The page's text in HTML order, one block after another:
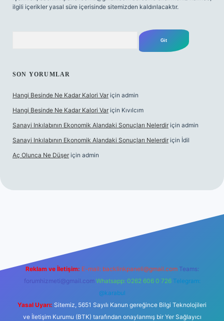
ilgili içerikler yasal süre içerisinde sitemizden kaldırılacaktır.
SON YORUMLAR
Hangi Besinde Ne Kadar Kalori Var için admin
Hangi Besinde Ne Kadar Kalori Var için Kıvılcım
Sanayi Inkılabının Ekonomik Alandaki Sonuçları Nelerdir için admin
Sanayi Inkılabının Ekonomik Alandaki Sonuçları Nelerdir için İdil
Aç Olunca Ne Düşer için admin
Reklam ve İletişim: E-mail: backlinkpaneli@gmail.com Teams:
forumhizmeti@gmail.com Whatsapp: 0262 606 0 726 Telegram:
@karabul
Yasal Uyarı: Sitemiz, 5651 Sayılı Kanun gereğince Bilgi Teknolojileri
ve İletişim Kurumu (BTK) tarafından onaylanmış bir Yer Sağlayıcı